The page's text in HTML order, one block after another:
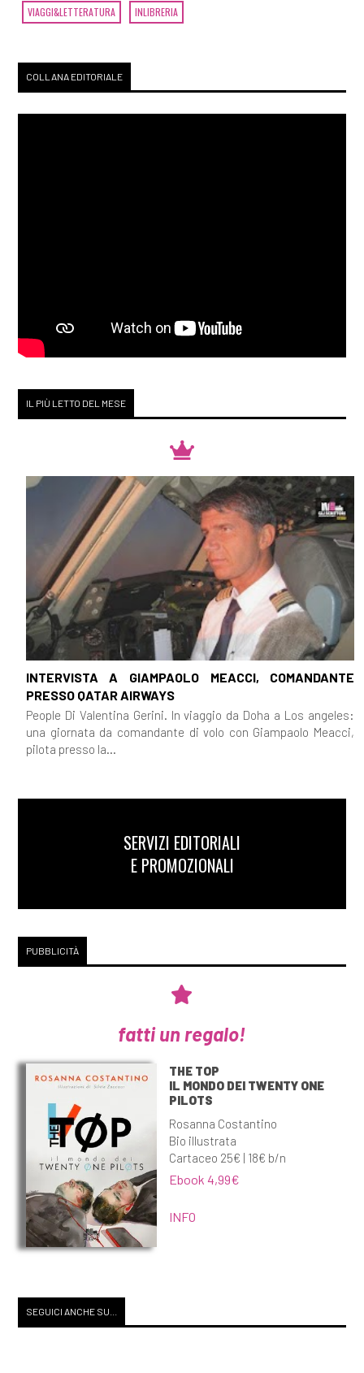
VIAGGI&LETTERATURA INLIBRERIA
COLLANA EDITORIALE
IL PIÙ LETTO DEL MESE
INTERVISTA A GIAMPAOLO MEACCI, COMANDANTE
PRESSO QATAR AIRWAYS
People Di Valentina Gerini. In viaggio da Doha a Los angeles:
una giornata da comandante di volo con Giampaolo Meacci,
pilota presso la...
SERVIZI EDITORIALI
E PROMOZIONALI
PUBBLICITÀ
fatti un regalo!
THE TOP
IL MONDO DEI TWENTY ONE
PILOTS
Rosanna Costantino
Bio illustrata
Cartaceo 25€ | 18€ b/n
Ebook 4,99€
INFO
SEGUICI ANCHE SU...